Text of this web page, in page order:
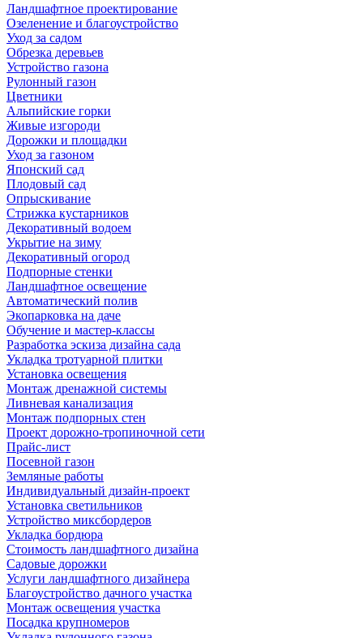
Ландшафтное проектирование
Озеленение и благоустройство
Уход за садом
Обрезка деревьев
Устройство газона
Рулонный газон
Цветники
Альпийские горки
Живые изгороди
Дорожки и площадки
Уход за газоном
Японский сад
Плодовый сад
Опрыскивание
Стрижка кустарников
Декоративный водоем
Укрытие на зиму
Декоративный огород
Подпорные стенки
Ландшафтное освещение
Автоматический полив
Экопарковка на даче
Обучение и мастер-классы
Разработка эскиза дизайна сада
Укладка тротуарной плитки
Установка освещения
Монтаж дренажной системы
Ливневая канализация
Монтаж подпорных стен
Проект дорожно-тропиночной сети
Прайс-лист
Посевной газон
Земляные работы
Индивидуальный дизайн-проект
Установка светильников
Устройство миксбордеров
Укладка бордюра
Стоимость ландшафтного дизайна
Садовые дорожки
Услуги ландшафтного дизайнера
Благоустройство дачного участка
Монтаж освещения участка
Посадка крупномеров